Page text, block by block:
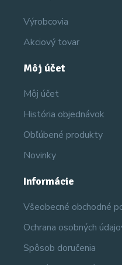
Výrobcovia
Akciový tovar
Môj účet
Môj účet
História objednávok
Obľúbené produkty
Novinky
Informácie
Všeobecné obchodné
Ochrana osobných
Spôsob doručenia